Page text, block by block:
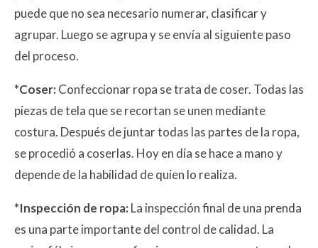
puede que no sea necesario numerar, clasificar y
agrupar. Luego se agrupa y se envía al siguiente paso
del proceso.
*Coser:Confeccionar ropa se trata de coser. Todas las
piezas de tela que se recortan se unen mediante
costura. Después de juntar todas las partes de la ropa,
se procedió a coserlas. Hoy en día se hace a mano y
depende de la habilidad de quien lo realiza.
*Inspección de ropa:La inspección final de una prenda
es una parte importante del control de calidad. La